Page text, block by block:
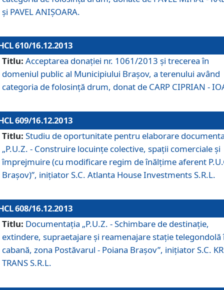
şi PAVEL ANIŞOARA.
610/16.12.2013
Titlu: Acceptarea donaţiei nr. 1061/2013 şi trecerea în
domeniul public al Municipiului Braşov, a terenului având
categoria de folosinţă drum, donat de CARP CIPRIAN -
609/16.12.2013
Titlu: Studiu de oportunitate pentru elaborare
„P.U.Z. - Construire locuinţe colective, spaţii comerciale şi
împrejmuire (cu modificare regim de înălţime aferent
Braşov)”, iniţiator S.C. Atlanta House Investments S.R.L.
608/16.12.2013
Titlu: Documentaţia „P.U.Z. - Schimbare de destinaţie,
extindere, supraetajare şi reamenajare staţie telegondolă
cabană, zona Postăvarul - Poiana Braşov”, iniţiator S.C.
TRANS S.R.L.